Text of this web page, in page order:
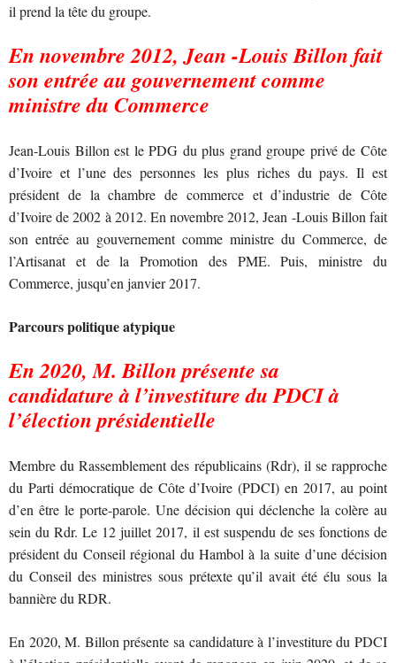
il prend la tête du groupe.
En novembre 2012, Jean -Louis Billon fait
son entrée au gouvernement comme
ministre du Commerce
Jean-Louis Billon est le PDG du plus grand groupe privé de Côte
d’Ivoire et l’une des personnes les plus riches du pays. Il est
président de la chambre de commerce et d’industrie de Côte
d’Ivoire de 2002 à 2012. En novembre 2012, Jean -Louis Billon fait
son entrée au gouvernement comme ministre du Commerce, de
l’Artisanat et de la Promotion des PME. Puis, ministre du
Commerce, jusqu’en janvier 2017.
Parcours politique atypique
En 2020, M. Billon présente sa
candidature à l’investiture du PDCI à
l’élection présidentielle
Membre du Rassemblement des républicains (Rdr), il se rapproche
du Parti démocratique de Côte d’Ivoire (PDCI) en 2017, au point
d’en être le porte-parole. Une décision qui déclenche la colère au
sein du Rdr. Le 12 juillet 2017, il est suspendu de ses fonctions de
président du Conseil régional du Hambol à la suite d’une décision
du Conseil des ministres sous prétexte qu’il avait été élu sous la
bannière du RDR.
En 2020, M. Billon présente sa candidature à l’investiture du PDCI